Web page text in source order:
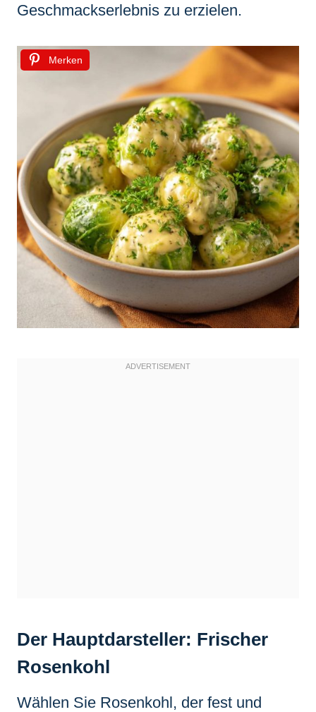
Geschmackserlebnis zu erzielen.
Merken
Der Hauptdarsteller: Frischer
Rosenkohl
Wählen Sie Rosenkohl, der fest und